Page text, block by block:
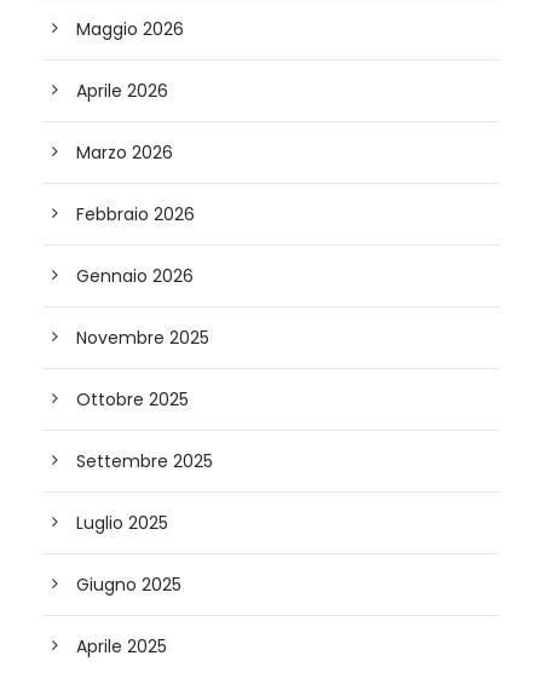
Maggio 2026
Aprile 2026
Marzo 2026
Febbraio 2026
Gennaio 2026
Novembre 2025
Ottobre 2025
Settembre 2025
Luglio 2025
Giugno 2025
Aprile 2025